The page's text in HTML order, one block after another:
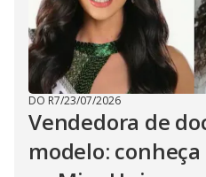
DO R7/23/07/2026
Vendedora de
modelo: